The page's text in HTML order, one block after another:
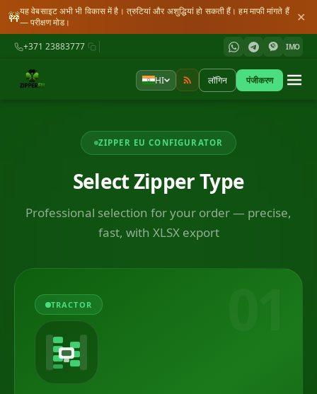
🚧यह वेबसाइट अभी भी विकास में है। त्रुटियां और अशुद्धियां हो सकती हैं। हम माफी मांगते हैं
— परीक्षण मोड।
✕
+371 23883777 IMO
HI लॉगिन पंजीकरण
ZIPPER EU CONFIGURATOR
Select Zipper Type
Professional selection for your order — precise,
fast, with XLSX export
TRACTOR